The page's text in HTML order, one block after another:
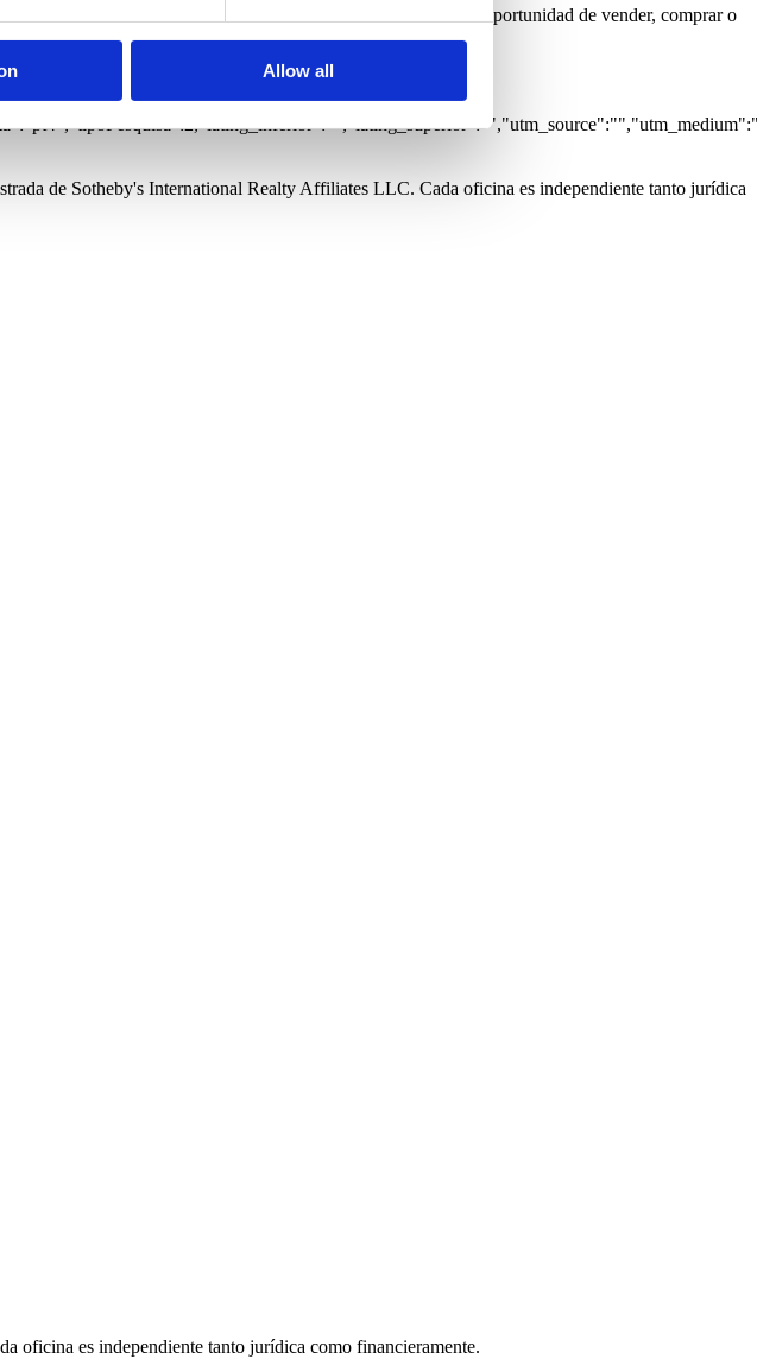
Allow all
mis datos personales para informarme cada vez que surja una oportunidad de vender, comprar o
de Sotheby's International Realty Affiliates LLC. Cada oficina es independiente tanto jurídica
oficina es independiente tanto jurídica como financieramente.